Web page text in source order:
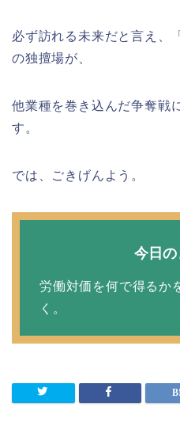
必ず訪れる未来だと言え、
の独擅場が、
他業種を巻き込んだ争奪戦
す。
では、ごきげんよう。
今日
労働対価を何で得るか
く。